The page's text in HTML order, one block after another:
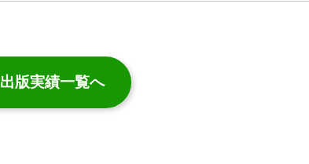
出版実績一覧へ